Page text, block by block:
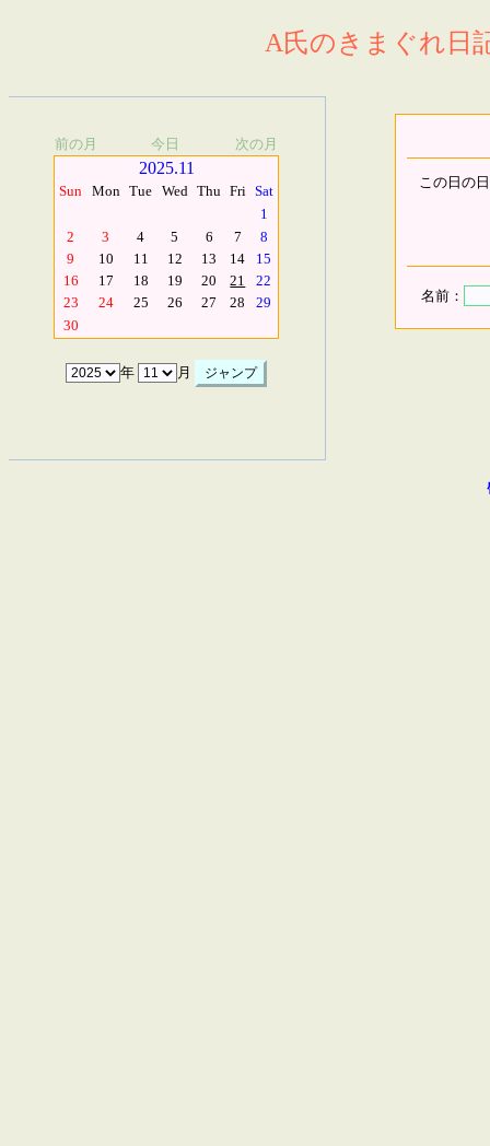
A氏のきまぐれ日
前の月 今日 次の月
2025.11
Sun Mon Tue Wed Thu Fri Sat
1
2
3 4 5 6 7
8
9
10 11 12 13 14
15
16
17 18 19 20 21
22
23
24 25 26 27 28
29
30
年 月
この日の
名前：